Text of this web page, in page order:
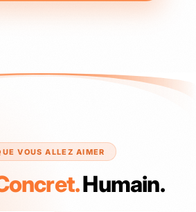
VOUS ALLEZ AIMER
Humain.